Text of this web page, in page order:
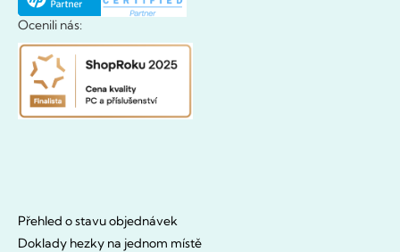
Ocenili nás:
Přehled o stavu objednávek
Doklady hezky na jednom místě